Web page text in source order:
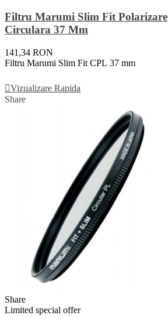
Filtru Marumi Slim Fit Polarizare
Circulara 37 Mm
141,34 RON
Filtru Marumi Slim Fit CPL 37 mm
Vizualizare Rapida
Share
Share
Limited special offer